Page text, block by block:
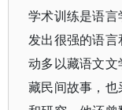
学术训练是语
发出很强的语
动多以藏语文
藏民间故事，